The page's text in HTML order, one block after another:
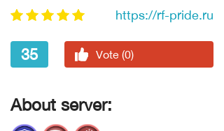
https://rf-pride.ru
35 Vote (0)
About server: